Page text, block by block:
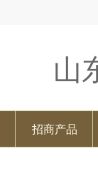
山
招商产品